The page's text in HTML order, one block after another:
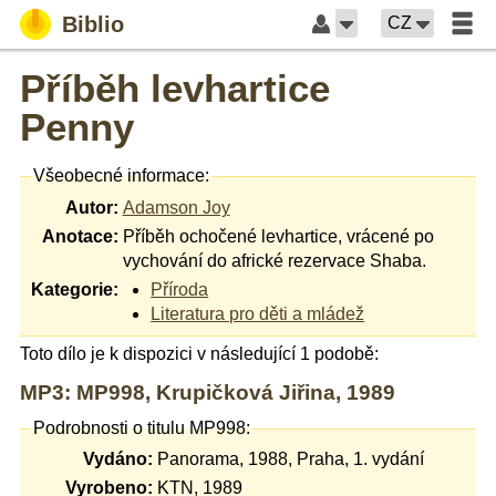
Biblio CZ
Příběh levhartice
Penny
Všeobecné informace:
Autor: Adamson Joy
Anotace: Příběh ochočené levhartice, vrácené po
vychování do africké rezervace Shaba.
Kategorie:
Příroda
Literatura pro děti a mládež
Toto dílo je k dispozici v následující 1 podobě:
MP3: MP998, Krupičková Jiřina, 1989
Podrobnosti o titulu MP998:
Vydáno: Panorama, 1988, Praha, 1. vydání
Vyrobeno: KTN, 1989